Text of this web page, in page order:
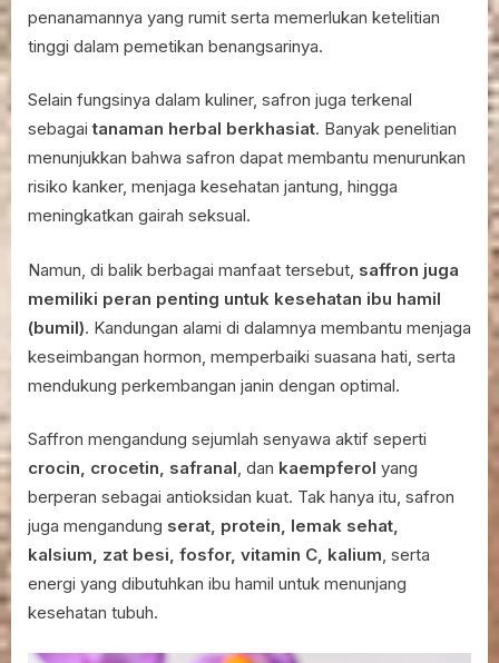
penanamannya yang rumit serta memerlukan ketelitian
tinggi dalam pemetikan benangsarinya.
Selain fungsinya dalam kuliner, safron juga terkenal
sebagaitanaman herbal berkhasiat. Banyak penelitian
menunjukkan bahwa safron dapat membantu menurunkan
risiko kanker, menjaga kesehatan jantung, hingga
meningkatkan gairah seksual.
Namun, di balik berbagai manfaat tersebut, saffron juga
memiliki peran penting untuk kesehatan ibu hamil
(bumil). Kandungan alami di dalamnya membantu menjaga
keseimbangan hormon, memperbaiki suasana hati, serta
mendukung perkembangan janin dengan optimal.
Saffron mengandung sejumlah senyawa aktif seperti
crocin, crocetin, safranal, dan kaempferol yang
berperan sebagai antioksidan kuat. Tak hanya itu, safron
juga mengandung serat, protein, lemak sehat,
kalsium, zat besi, fosfor, vitamin C, kalium, serta
energi yang dibutuhkan ibu hamil untuk menunjang
kesehatan tubuh.